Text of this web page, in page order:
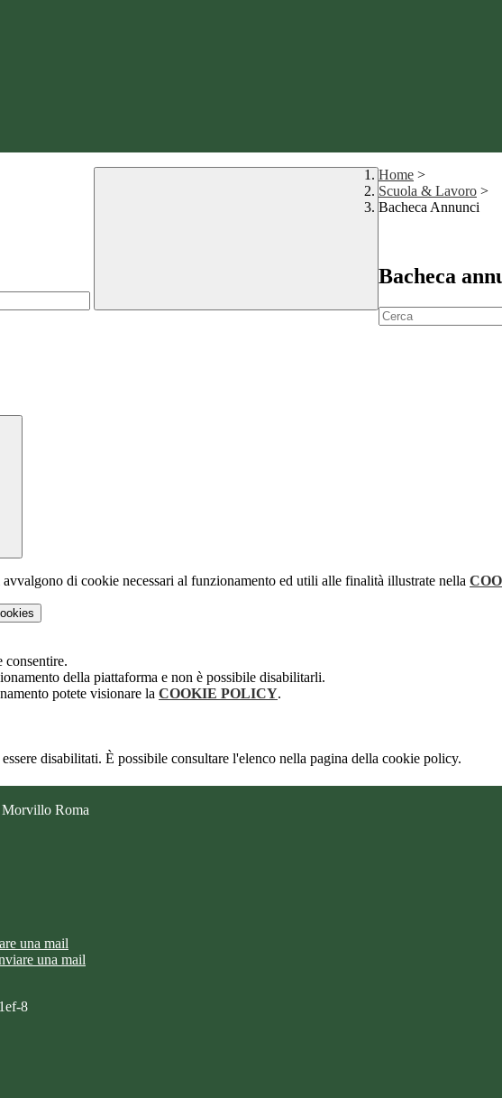
Home >
Scuola & Lavoro >
Bacheca Annunci
Bacheca
di cookie necessari al funzionamento ed utili alle finalità illustrate nella
consentire.
della piattaforma e non è possibile disabilitarli.
potete visionare la COOKIE POLICY.
disabilitati. È possibile consultare l'elenco nella pagina della cookie policy.
Morvillo Roma
una mail
una mail
8